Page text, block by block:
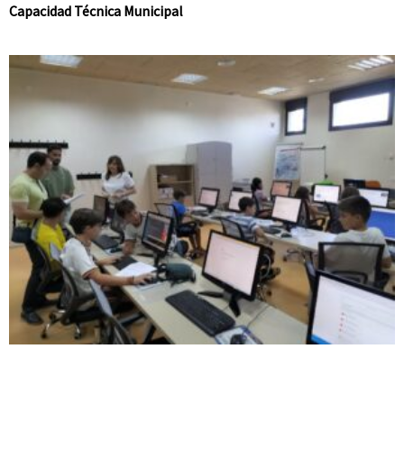
Capacidad Técnica Municipal